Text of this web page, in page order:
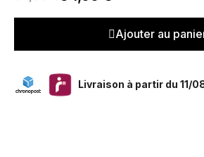
Ajouter au
Livraison à partir du 11/